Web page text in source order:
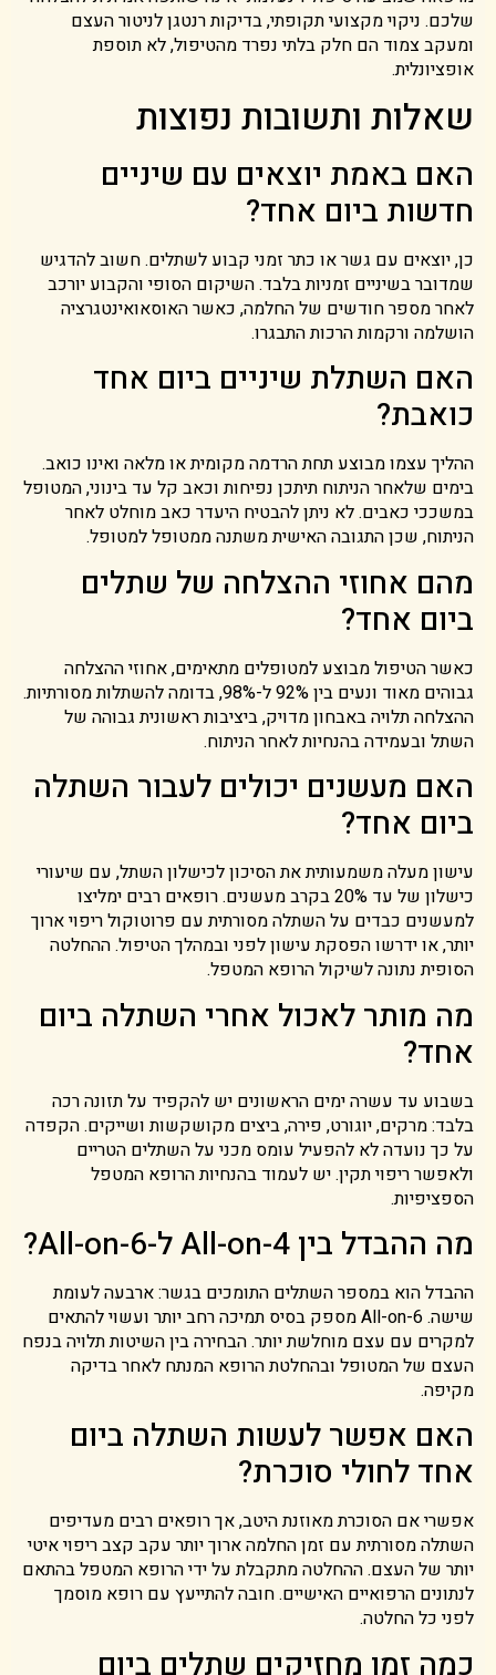
שלכם. ניקוי מקצועי תקופתי, בדיקות רנטגן לניטור העצם
ומעקב צמוד הם חלק בלתי נפרד מהטיפול, לא תוספת
אופציונלית.
שאלות ותשובות נפוצות
האם באמת יוצאים עם שיניים
חדשות ביום אחד?
כן, יוצאים עם גשר או כתר זמני קבוע לשתלים. חשוב להדגיש
שמדובר בשיניים זמניות בלבד. השיקום הסופי והקבוע יורכב
לאחר מספר חודשים של החלמה, כאשר האוסאואינטגרציה
הושלמה ורקמות הרכות התבגרו.
האם השתלת שיניים ביום אחד
כואבת?
ההליך עצמו מבוצע תחת הרדמה מקומית או מלאה ואינו כואב.
בימים שלאחר הניתוח תיתכן נפיחות וכאב קל עד בינוני, המטופל
במשככי כאבים. לא ניתן להבטיח היעדר כאב מוחלט לאחר
הניתוח, שכן התגובה האישית משתנה ממטופל למטופל.
מהם אחוזי ההצלחה של שתלים
ביום אחד?
כאשר הטיפול מבוצע למטופלים מתאימים, אחוזי ההצלחה
גבוהים מאוד ונעים בין 92% ל-98%, בדומה להשתלות מסורתיות.
ההצלחה תלויה באבחון מדויק, ביציבות ראשונית גבוהה של
השתל ובעמידה בהנחיות לאחר הניתוח.
האם מעשנים יכולים לעבור השתלה
ביום אחד?
עישון מעלה משמעותית את הסיכון לכישלון השתל, עם שיעורי
כישלון של עד 20% בקרב מעשנים. רופאים רבים ימליצו
למעשנים כבדים על השתלה מסורתית עם פרוטוקול ריפוי ארוך
יותר, או ידרשו הפסקת עישון לפני ובמהלך הטיפול. ההחלטה
הסופית נתונה לשיקול הרופא המטפל.
מה מותר לאכול אחרי השתלה ביום
אחד?
בשבוע עד עשרה ימים הראשונים יש להקפיד על תזונה רכה
בלבד: מרקים, יוגורט, פירה, ביצים מקושקשות ושייקים. הקפדה
על כך נועדה לא להפעיל עומס מכני על השתלים הטריים
ולאפשר ריפוי תקין. יש לעמוד בהנחיות הרופא המטפל
הספציפיות.
מה ההבדל בין All-on-4 ל-All-on-6?
ההבדל הוא במספר השתלים התומכים בגשר: ארבעה לעומת
שישה. All-on-6 מספק בסיס תמיכה רחב יותר ועשוי להתאים
למקרים עם עצם מוחלשת יותר. הבחירה בין השיטות תלויה בנפח
העצם של המטופל ובהחלטת הרופא המנתח לאחר בדיקה
מקיפה.
האם אפשר לעשות השתלה ביום
אחד לחולי סוכרת?
אפשרי אם הסוכרת מאוזנת היטב, אך רופאים רבים מעדיפים
השתלה מסורתית עם זמן החלמה ארוך יותר עקב קצב ריפוי איטי
יותר של העצם. ההחלטה מתקבלת על ידי הרופא המטפל בהתאם
לנתונים הרפואיים האישיים. חובה להתייעץ עם רופא מוסמך
לפני כל החלטה.
כמה זמן מחזיקים שתלים ביום